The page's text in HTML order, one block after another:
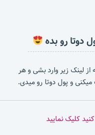
دوتا رو بده
از لینک زیر وارد بشی و هر
میکنی و پول دوتا رو میدی.
کلیک نمایید